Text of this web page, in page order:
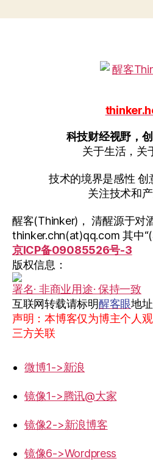
科技财经视野，
关于生活，关
技术的境界是感性 创
关注技术和
醒客(Thinker)， 清醒源于对
thinker.chn(at)qq.com 其中
京ICP备09085526号-3
版权信息：
署名· 非商业用途· 保持一致
互联网转载请标明醒客眼地
声明：本博客仅为博主个人
三方关联
微博1->新浪
镜像1->腾讯@大家
镜像2->新浪博客
镜像6->Wordpress